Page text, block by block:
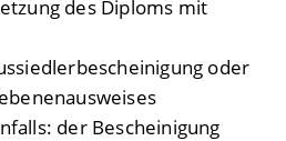
des Diploms mit
oder
der Bescheinigung